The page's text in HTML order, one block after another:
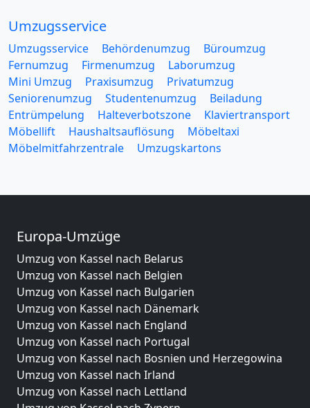
Umzugsservice
Umzugsservice Behördenumzug
Büroumzug
Fernumzug
Firmenumzug
Laborumzug
Mini Umzug
Praxisumzug
Privatumzug
Seniorenumzug
Studentenumzug
Beiladung
Entrümpelung
Halteverbotszone
Klaviertransport
Möbellift
Haushaltsauflösung
Möbeltaxi
Möbelmitfahrzentrale
Umzugskartons
Europa-Umzüge
Umzug von Kassel nach Belarus
Umzug von Kassel nach Belgien
Umzug von Kassel nach Bulgarien
Umzug von Kassel nach Dänemark
Umzug von Kassel nach England
Umzug von Kassel nach Portugal
Umzug von Kassel nach Bosnien und Herzegowina
Umzug von Kassel nach Irland
Umzug von Kassel nach Lettland